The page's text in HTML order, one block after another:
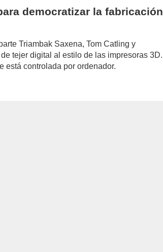
democratizar la fabricación
Triambak Saxena, Tom Catling y
tejer digital al estilo de las impresoras 3D.
está controlada por ordenador.